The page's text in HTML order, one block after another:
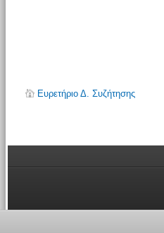
Ευρετήριο Δ. Συζήτησης